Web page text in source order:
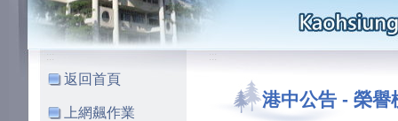
:::
返回首頁
上網飆作業
:::
港中公告 - 榮譽